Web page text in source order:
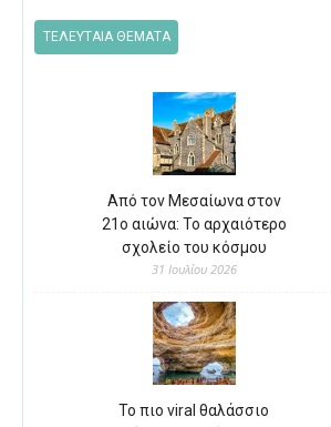
ΤΕΛΕΥΤΑΙΑ ΘΕΜΑΤΑ
Από τον Μεσαίωνα στον
21ο αιώνα: Το αρχαιότερο
σχολείο του κόσμου
31 Ιουλίου 2026
Το πιο viral θαλάσσιο